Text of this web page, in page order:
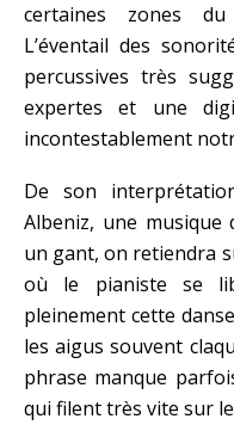
certaines zones
L’éventail des
percussives très
expertes et une
incontestablement
De son
Albeniz, une musique
un gant, on retiendra
où le pianiste se
pleinement cette
les aigus souvent
phrase manque
qui filent très vite sur